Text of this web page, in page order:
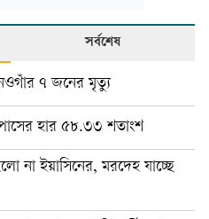
সর্বশেষ
৭ জনের মৃত্যু
হার ৫৮.৩৩ শতাংশ
না ইয়াসিনের, মরদেহ যাচ্ছে